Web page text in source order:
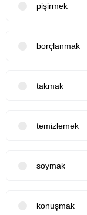
pişirmek
borçlanmak
takmak
temizlemek
soymak
konuşmak